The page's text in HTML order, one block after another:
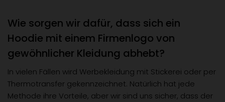
Wie sorgen wir dafür, dass sich ein
Hoodie mit einem Firmenlogo von
gewöhnlicher Kleidung abhebt?
In vielen Fällen wird Werbekleidung mit Stickerei oder per
Thermotransfer gekennzeichnet. Natürlich hat jede
Methode ihre Vorteile, aber wir sind uns sicher, dass der